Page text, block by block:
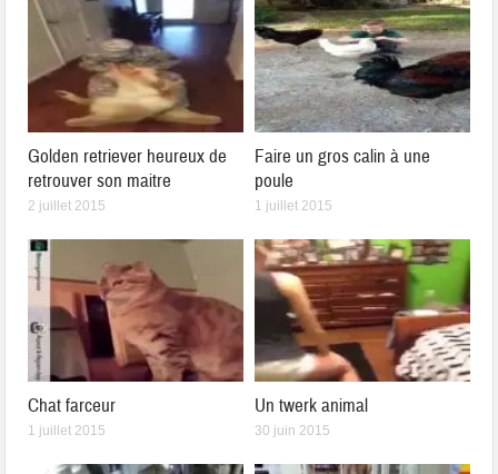
Golden retriever heureux de
retrouver son maitre
2 juillet 2015
Faire un gros calin à une
poule
1 juillet 2015
Chat farceur
1 juillet 2015
Un twerk animal
30 juin 2015